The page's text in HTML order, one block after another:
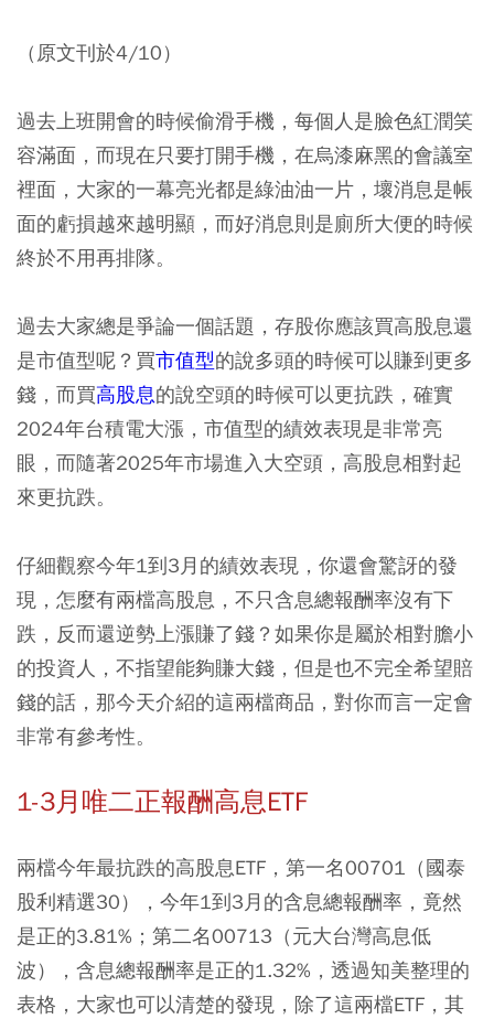
（原文刊於4/10）
過去上班開會的時候偷滑手機，每個人是臉色紅潤笑
容滿面，而現在只要打開手機，在烏漆麻黑的會議室
裡面，大家的一幕亮光都是綠油油一片，壞消息是帳
面的虧損越來越明顯，而好消息則是廁所大便的時候
終於不用再排隊。
過去大家總是爭論一個話題，存股你應該買高股息還
是市值型呢？ 買市值型的說多頭的時候可以賺到更多
錢，而買高股息的說空頭的時候可以更抗跌，確實
2024年台積電大漲，市值型的績效表現是非常亮
眼，而隨著2025年市場進入大空頭，高股息相對起
來更抗跌。
仔細觀察今年1到3月的績效表現，你還會驚訝的發
現，怎麼有兩檔高股息，不只含息總報酬率沒有下
跌，反而還逆勢上漲賺了錢？如果你是屬於相對膽小
的投資人，不指望能夠賺大錢，但是也不完全希望賠
錢的話，那今天介紹的這兩檔商品，對你而言一定會
非常有參考性。
1-3月唯二正報酬高息ETF
兩檔今年最抗跌的高股息ETF，第一名00701（國泰
股利精選30），今年1到3月的含息總報酬率，竟然
是正的3.81%；第二名00713（元大台灣高息低
波），含息總報酬率是正的1.32%，透過知美整理的
表格，大家也可以清楚的發現，除了這兩檔ETF，其